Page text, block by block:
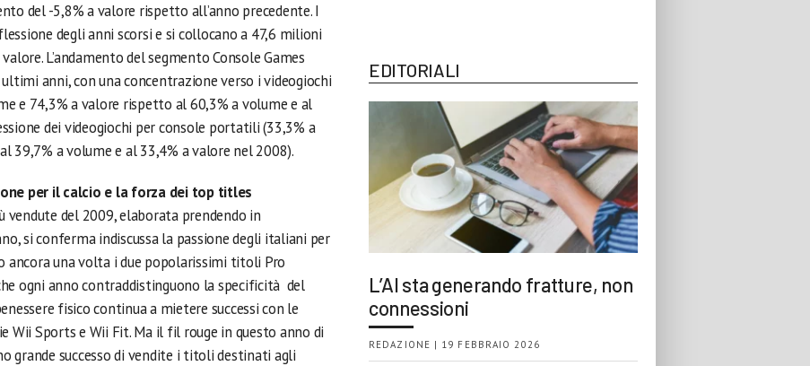
del -5,8% a valore rispetto all’anno precedente. I
degli anni scorsi e si collocano a 47,6 milioni
L’andamento del segmento Console Games
anni, con una concentrazione verso i videogiochi
e 74,3% a valore rispetto al 60,3% a volume e al
dei videogiochi per console portatili (33,3% a
39,7% a volume e al 33,4% a valore nel 2008).
per il calcio e la forza dei top titles
del 2009, elaborata prendendo in
si conferma indiscussa la passione degli italiani per
ancora una volta i due popolarissimi titoli Pro
ogni anno contraddistinguono la specificità del
fisico continua a mietere successi con le
Wii Sports e Wii Fit. Ma il fil rouge in questo anno di
grande successo di vendite i titoli destinati agli
EDITORIALI
L’AI sta generando fratture, non
connessioni
REDAZIONE | 19 FEBBRAIO 2026